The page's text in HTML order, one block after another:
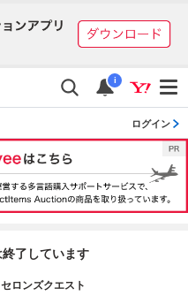
i
ログイン
了しています
ロンズクエスト